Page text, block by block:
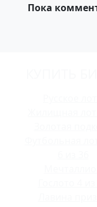
Пока